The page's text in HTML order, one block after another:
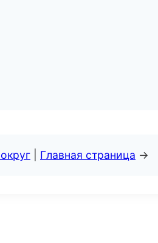
Главная страница →